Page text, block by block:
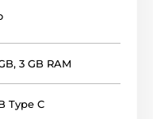
na absolútne
, pri ktorom operačný
s výrazným
3 GB RAM
Type C